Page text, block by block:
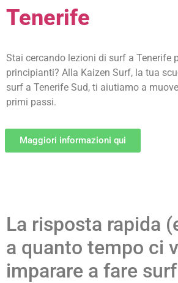
Tenerife
Stai cercando lezioni di surf a Tenerife
principianti? Alla Kaizen Surf, la tua
surf a Tenerife Sud, ti aiutiamo a
primi passi.
Maggiori informazioni qui
La risposta rapida
a quanto tempo ci
imparare a fare surf